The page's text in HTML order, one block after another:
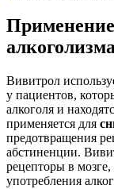
алкоголизма
Вивитрол
у пациентов,
алкоголя и
применяется для
предотвращения
абстиненции.
рецепторы в
употребления